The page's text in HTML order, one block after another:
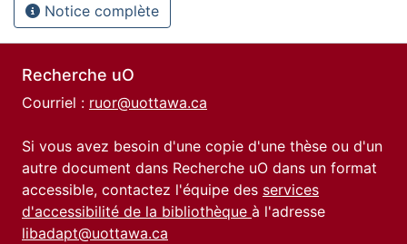
Notice complète
Recherche uO
Courriel : ruor@uottawa.ca
Si vous avez besoin d'une copie d'une thèse ou d'un
autre document dans Recherche uO dans un format
accessible, contactez l'équipe des services
d'accessibilité de la bibliothèque à l'adresse
libadapt@uottawa.ca